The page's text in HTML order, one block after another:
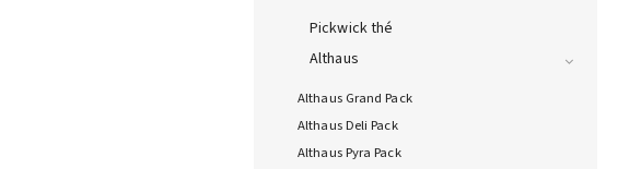
Pickwick thé
Althaus
Althaus Grand Pack
Althaus Deli Pack
Althaus Pyra Pack